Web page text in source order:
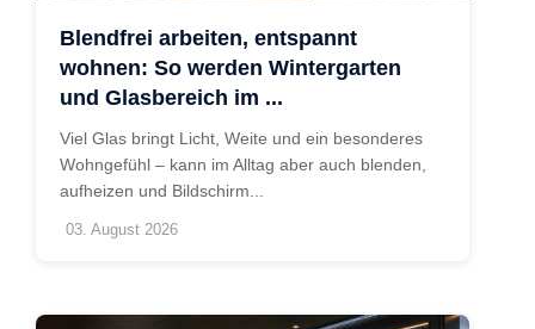
Blendfrei arbeiten, entspannt
wohnen: So werden Wintergarten
und Glasbereich im ...
Viel Glas bringt Licht, Weite und ein besonderes
Wohngefühl – kann im Alltag aber auch blenden,
aufheizen und Bildschirm...
03. August 2026